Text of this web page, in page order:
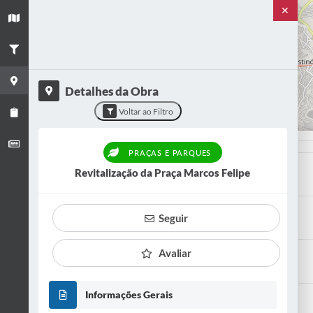
Título
Revitalização da Praça Marcos Felipe
Praças e Parques
Situação
CONCLUÍDO
Bairro
✕
Detalhes da Obra
Voltar ao Filtro
PRAÇAS E PARQUES
Revitalização da Praça Marcos Felipe
Seguir
Avaliar
Informações Gerais